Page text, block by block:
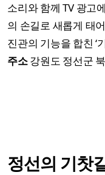
소리와 함께 TV 광고
의 손길로 새롭게 태
진관의 기능을 합친 ‘
주소강원도 정선군
정선의 기찻